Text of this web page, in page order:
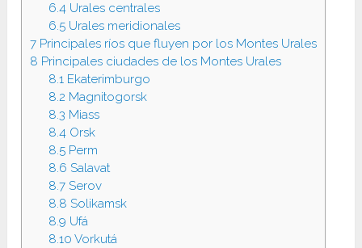
6.4Urales centrales
6.5Urales meridionales
7 Principales ríos que fluyen por los Montes Urales
8 Principales ciudades de los Montes Urales
8.1Ekaterimburgo
8.2 Magnitogorsk
8.3 Miass
8.4Orsk
8.5Perm
8.6 Salavat
8.7Serov
8.8 Solikamsk
8.9 Ufá
8.10 Vorkutá